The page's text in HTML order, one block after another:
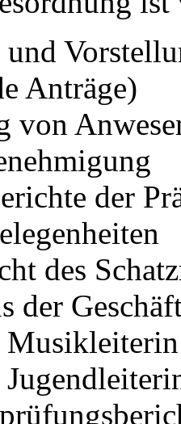
Anträge)
von
der
des
der
Musikleiterin